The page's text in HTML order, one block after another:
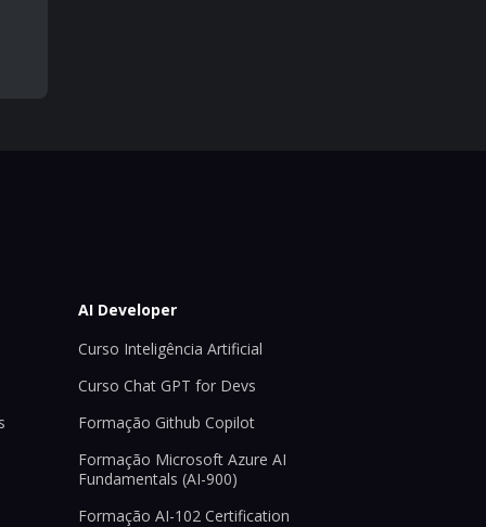
AI Developer
Curso Inteligência Artificial
Curso Chat GPT for Devs
Formação Github Copilot
Formação Microsoft Azure AI
Fundamentals (AI-900)
Formação AI-102 Certification